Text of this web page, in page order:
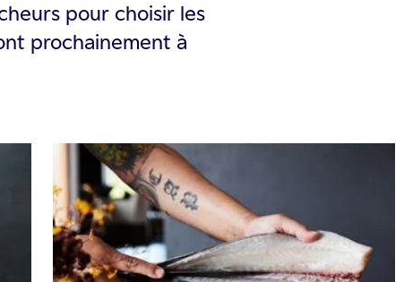
pour choisir les
prochainement à